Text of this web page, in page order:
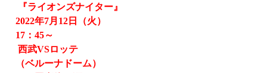
『ライオンズナイター』
2022年7月 12 日（火）
17 ：45～
西武VSロッテ
（ベルーナドーム）